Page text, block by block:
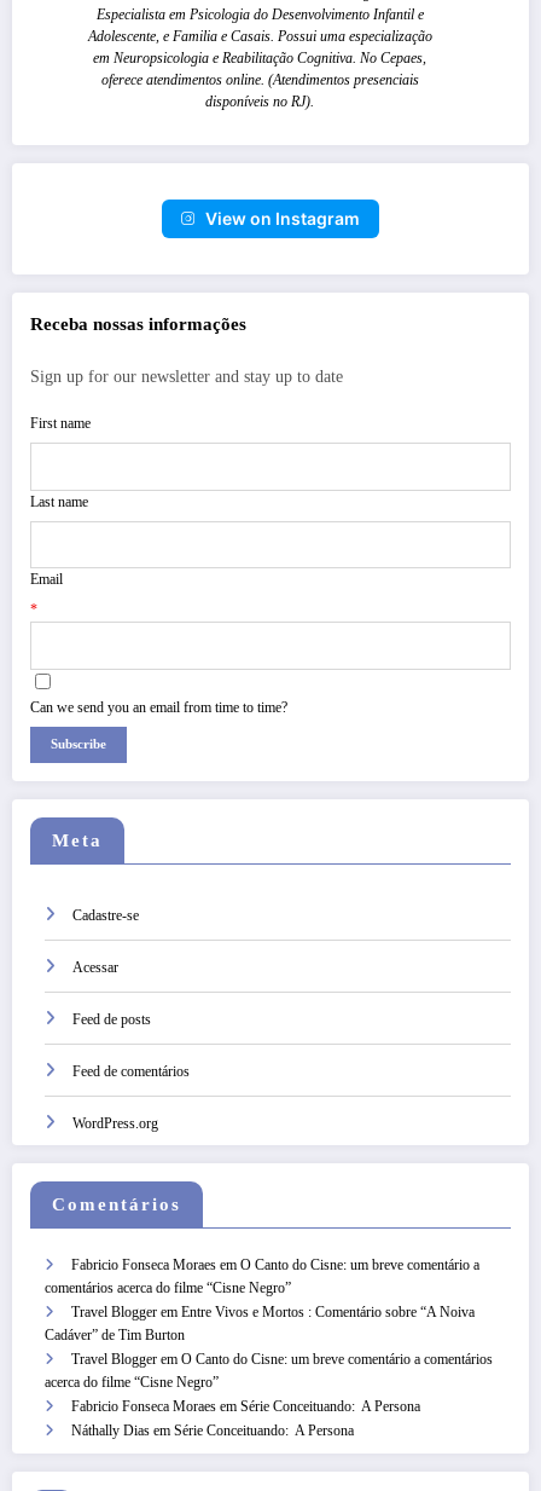
Especialista em Psicologia do Desenvolvimento Infantil e
Adolescente, e Familia e Casais. Possui uma especialização
em Neuropsicologia e Reabilitação Cognitiva. No Cepaes,
oferece atendimentos online. (Atendimentos presenciais
disponíveis no RJ).
View on Instagram
Receba nossas informações
Sign up for our newsletter and stay up to date
First name
Last name
Email
*
Can we send you an email from time to time?
Subscribe
Meta
Cadastre-se
Acessar
Feed de posts
Feed de comentários
WordPress.org
Comentários
Fabricio Fonseca Moraes em O Canto do Cisne: um breve comentário a
comentários acerca do filme “Cisne Negro”
Travel Blogger em Entre Vivos e Mortos : Comentário sobre “A Noiva
Cadáver” de Tim Burton
Travel Blogger em O Canto do Cisne: um breve comentário a comentários
acerca do filme “Cisne Negro”
Fabricio Fonseca Moraes em Série Conceituando: A Persona
Náthally Dias em Série Conceituando: A Persona